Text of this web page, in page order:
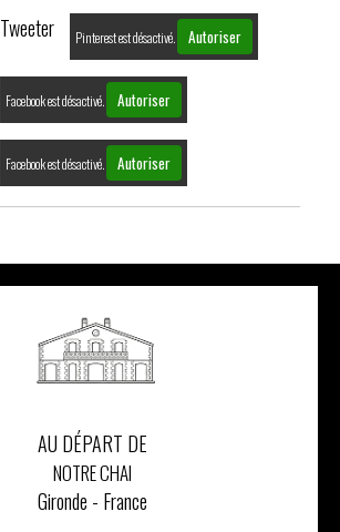
Tweeter Pinterest est désactivé. Autoriser
Facebook est désactivé. Autoriser
Facebook est désactivé. Autoriser
AU DÉPART DE
NOTRE CHAI
Gironde - France